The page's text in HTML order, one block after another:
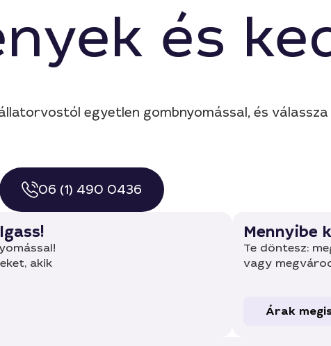
és
egyetlen gombnyomással, és válassza
06 (1) 490 0436
akik
Mennyibe
Te döntesz:
vagy
Árak